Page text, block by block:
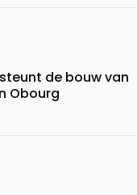
de bouw van
Obourg